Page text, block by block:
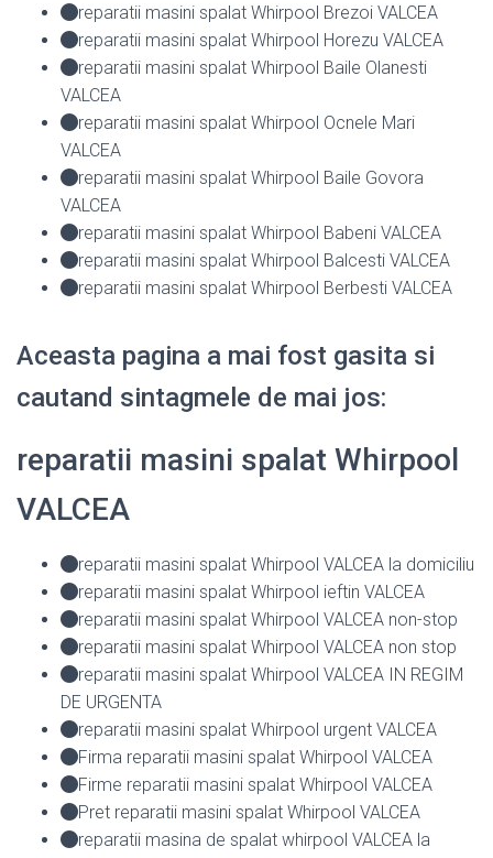
reparatii masini spalat Whirpool Brezoi VALCEA
reparatii masini spalat Whirpool Horezu VALCEA
reparatii masini spalat Whirpool Baile Olanesti
VALCEA
reparatii masini spalat Whirpool Ocnele Mari
VALCEA
reparatii masini spalat Whirpool Baile Govora
VALCEA
reparatii masini spalat Whirpool Babeni VALCEA
reparatii masini spalat Whirpool Balcesti VALCEA
reparatii masini spalat Whirpool Berbesti VALCEA
Aceasta pagina a mai fost gasita si
cautand sintagmele de mai jos:
reparatii masini spalat Whirpool
VALCEA
reparatii masini spalat Whirpool VALCEA la domiciliu
reparatii masini spalat Whirpool ieftin VALCEA
reparatii masini spalat Whirpool VALCEA non-stop
reparatii masini spalat Whirpool VALCEA non stop
reparatii masini spalat Whirpool VALCEA IN REGIM
DE URGENTA
reparatii masini spalat Whirpool urgent VALCEA
Firma reparatii masini spalat Whirpool VALCEA
Firme reparatii masini spalat Whirpool VALCEA
Pret reparatii masini spalat Whirpool VALCEA
reparatii masina de spalat whirpool VALCEA la